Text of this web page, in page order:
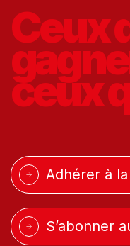
Ceux
ceux
Adhérer à la
S’abonner